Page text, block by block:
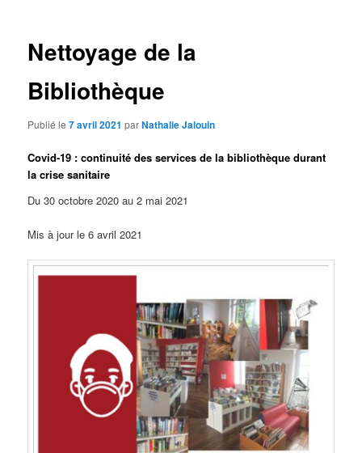
Nettoyage de la
Bibliothèque
Publié le7 avril 2021 parNathalie Jalouin
Covid-19 : continuité des services de la bibliothèque durant
la crise sanitaire
Du 30 octobre 2020 au 2 mai 2021
Mis à jour le 6 avril 2021